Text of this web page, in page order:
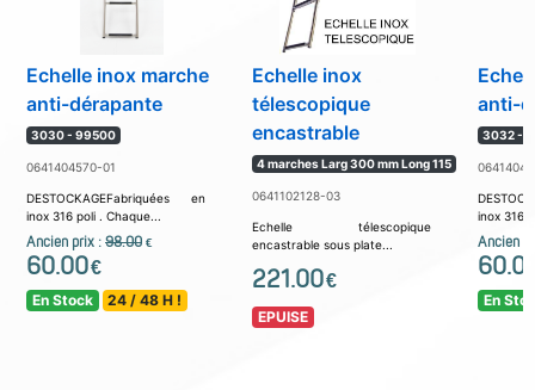
Echelle inox marche
anti-dérapante
3030 - 99500
0641404570-01
DESTOCKAGEFabriquées en
inox 316 poli . Chaque...
Ancien prix : 98.00 €
60.00€
En Stock 24 / 48 H !
Echelle inox
télescopique
encastrable
4 marches Larg 300 mm Long 115
0641102128-03
Echelle télescopique
encastrable sous plate...
221.00€
EPUISE
anti-
3032 -
inox 316
Ancien
En